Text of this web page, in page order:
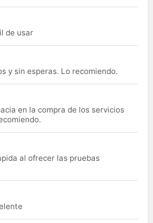
de usar
y sin esperas. Lo recomiendo.
en la compra de los servicios
al ofrecer las pruebas